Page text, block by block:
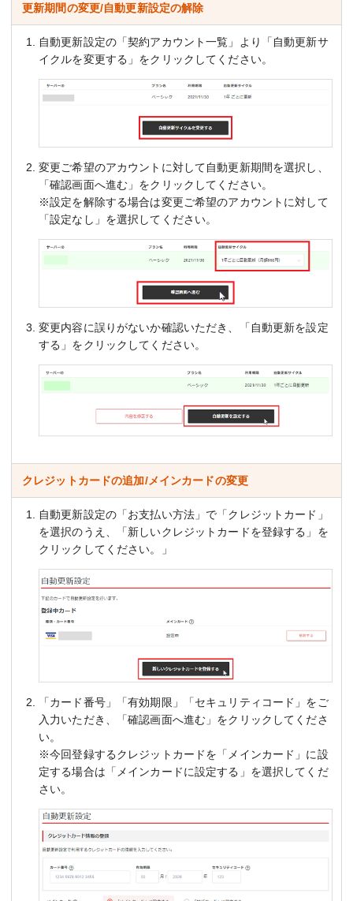
更新期間の変更/自動更新設定の解除
自動更新設定の「契約アカウント一覧」より「自動更新サ
イクルを変更する」をクリックしてください。
変更ご希望のアカウントに対して自動更新期間を選択し、
「確認画面へ進む」をクリックしてください。
※設定を解除する場合は変更ご希望のアカウントに対して
「設定なし」を選択してください。
変更内容に誤りがないか確認いただき、「自動更新を設定
する」をクリックしてください。
クレジットカードの追加/メインカードの変更
自動更新設定の「お支払い方法」で「クレジットカード」
を選択のうえ、「新しいクレジットカードを登録する」を
クリックしてください。」
「カード番号」「有効期限」「セキュリティコード」をご
入力いただき、「確認画面へ進む」をクリックしてくださ
い。
※今回登録するクレジットカードを「メインカード」に設
定する場合は「メインカードに設定する」を選択してくだ
さい。